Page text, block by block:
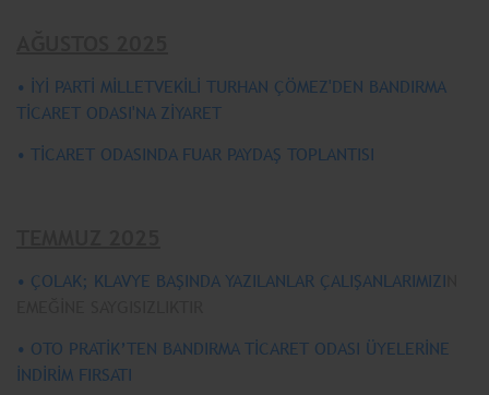
• İYİ PARTİ MİLLETVEKİLİ TURHAN ÇÖMEZ'DEN BANDIRMA
TİCARET ODASI'NA ZİYARET
• TİCARET ODASINDA FUAR PAYDAŞ TOPLANTISI
• ÇOLAK; KLAVYE BAŞINDA YAZILANLAR ÇALIŞANLARIMIZI
• OTO PRATİK’TEN BANDIRMA TİCARET ODASI ÜYELERİNE
İNDİRİM FIRSATI